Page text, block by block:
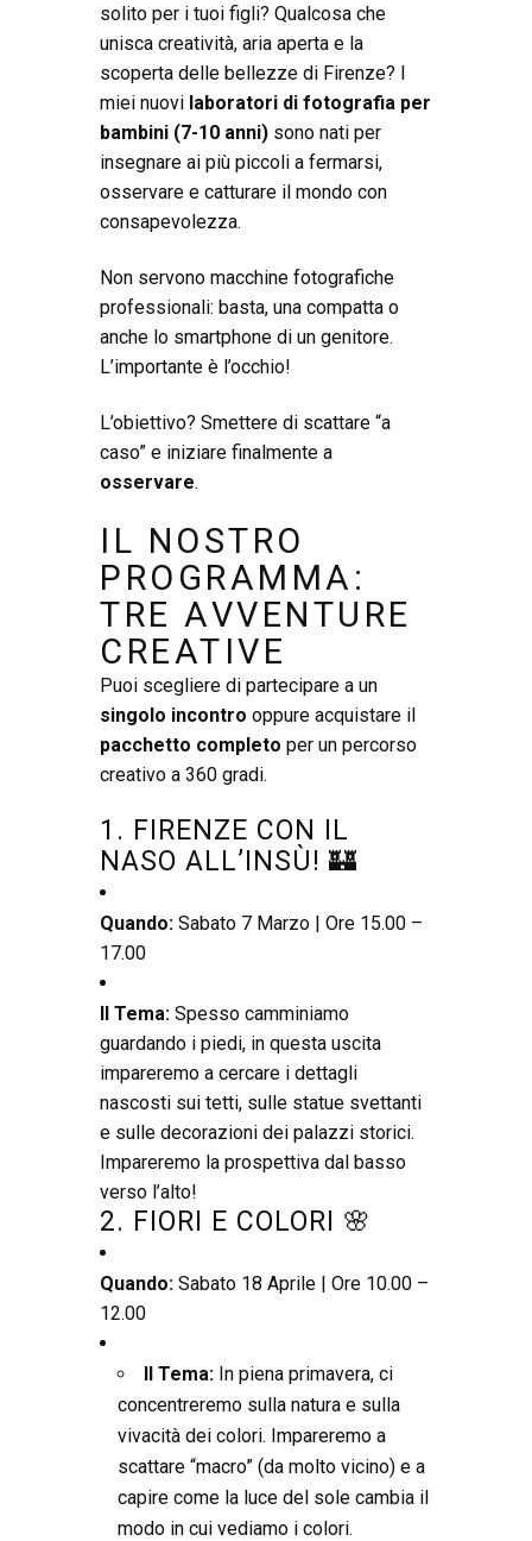
solito per i tuoi figli? Qualcosa che
unisca creatività, aria aperta e la
scoperta delle bellezze di Firenze? I
miei nuovi laboratori di fotografia per
bambini (7-10 anni) sono nati per
insegnare ai più piccoli a fermarsi,
osservare e catturare il mondo con
consapevolezza.
Non servono macchine fotografiche
professionali: basta, una compatta o
anche lo smartphone di un genitore.
L’importante è l’occhio!
L’obiettivo? Smettere di scattare “a
caso” e iniziare finalmente a
osservare.
IL NOSTRO
PROGRAMMA:
TRE AVVENTURE
CREATIVE
Puoi scegliere di partecipare a un
singolo incontro oppure acquistare il
pacchetto completo per un percorso
creativo a 360 gradi.
1. FIRENZE CON IL
NASO ALL’INSÙ! 🏰
Quando: Sabato 7 Marzo | Ore 15.00 –
17.00
Il Tema: Spesso camminiamo
guardando i piedi, in questa uscita
impareremo a cercare i dettagli
nascosti sui tetti, sulle statue svettanti
e sulle decorazioni dei palazzi storici.
Impareremo la prospettiva dal basso
verso l’alto!
2. FIORI E COLORI 🌸
Quando: Sabato 18 Aprile | Ore 10.00 –
12.00
Il Tema: In piena primavera, ci
concentreremo sulla natura e sulla
vivacità dei colori. Impareremo a
scattare “macro” (da molto vicino) e a
capire come la luce del sole cambia il
modo in cui vediamo i colori.